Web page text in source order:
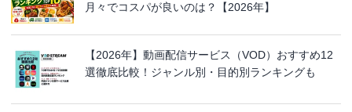
月々でコスパが良いのは？【2026年】
【2026年】動画配信サービス（VOD）おすすめ12
選徹底比較！ジャンル別・目的別ランキングも